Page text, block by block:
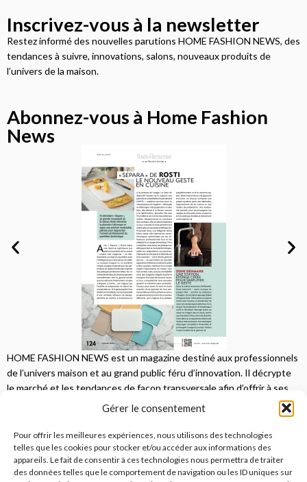
Gérer le consentement
Pour offrir les meilleures expériences, nous utilisons des technologies
telles que les cookies pour stocker et/ou accéder aux informations des
appareils. Le fait de consentir à ces technologies nous permettra de traiter
des données telles que le comportement de navigation ou les ID uniques sur
Inscrivez-vous à la newsletter
Restez informé des nouvelles parutions HOME FASHION NEWS, des
tendances à suivre, innovations, salons, nouveaux produits de
l’univers de la maison.
Abonnez-vous à Home Fashion
News
HOME FASHION NEWS est un magazine destiné aux professionnels
de l’univers maison et au grand public féru d’innovation. Il décrypte
le marché et les tendances de façon transversale afin d’offrir à ses
lecteurs une vision complète.
JE M'ABONNE